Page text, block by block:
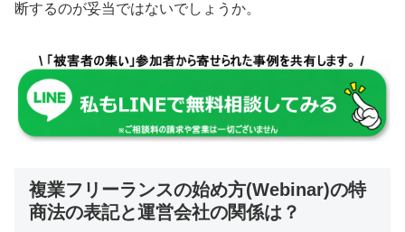
断するのが妥当ではないでしょうか。
複業フリーランスの始め方(Webinar)の特
商法の表記と運営会社の関係は？